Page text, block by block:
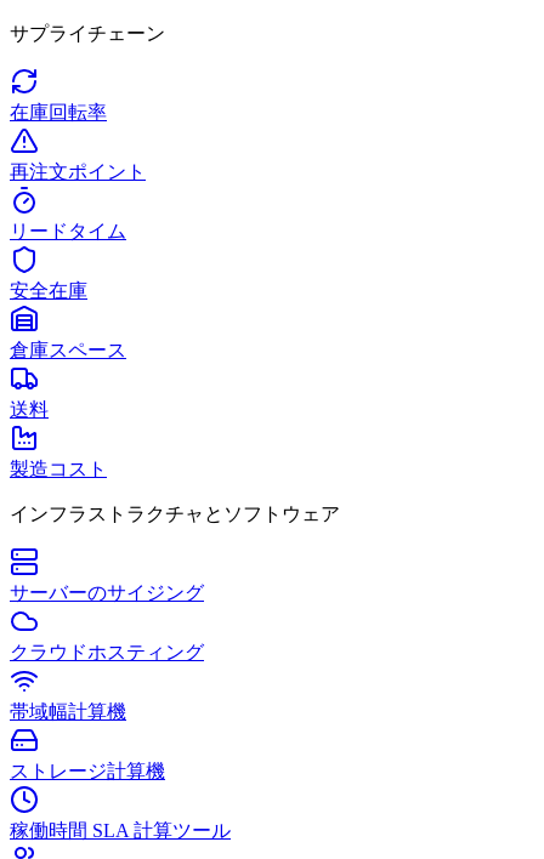
サプライチェーン
在庫回転率
再注文ポイント
リードタイム
安全在庫
倉庫スペース
送料
製造コスト
インフラストラクチャとソフトウェア
サーバーのサイジング
クラウドホスティング
帯域幅計算機
ストレージ計算機
稼働時間 SLA 計算ツール